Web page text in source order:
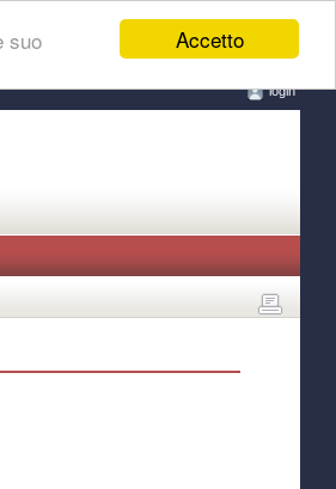
Accetto
suo
login